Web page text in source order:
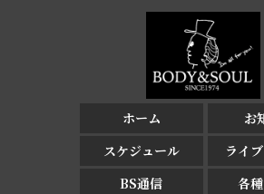
ホーム
お
スケジュール
ライ
BS通信
各